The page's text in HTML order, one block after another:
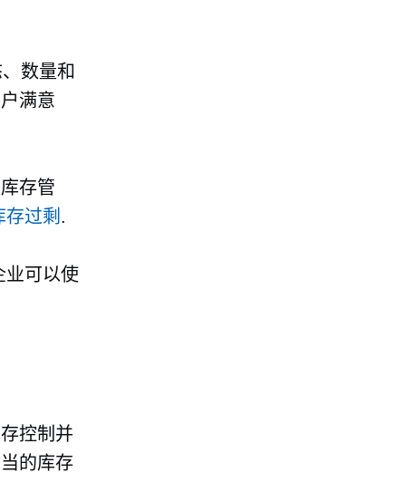
数量和
满意
存管
过剩 .
业可以使
控制并
的库存